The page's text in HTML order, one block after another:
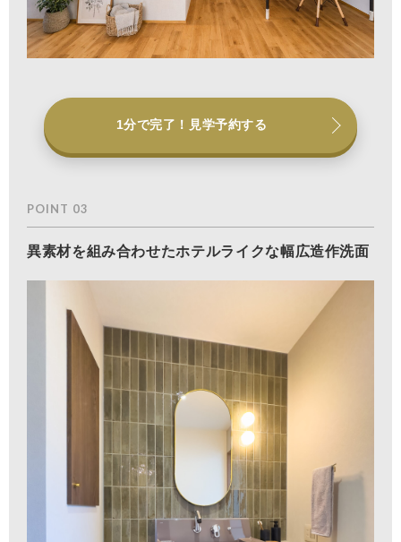
1分で完了！見学予約する
POINT 03
異素材を組み合わせたホテルライクな幅広造作洗面